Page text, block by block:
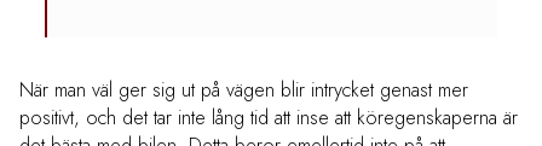
När man väl ger sig ut på vägen blir intrycket genast mer
positivt, och det tar inte lång tid att inse att köregenskaperna är